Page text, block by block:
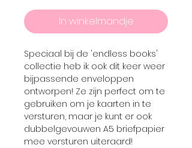
In winkelmandje
Speciaal bij de 'endless books'
collectie heb ik ook dit keer weer
bijpassende enveloppen
ontworpen! Ze zijn perfect om te
gebruiken om je kaarten in te
versturen, maar je kunt er ook
dubbelgevouwen A5 briefpapier
mee versturen uiteraard!